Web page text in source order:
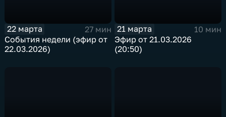
22 марта
27 мин
События недели (эфир от
22.03.2026)
21 марта
10 мин
Эфир от 21.03.2026
(20:50)